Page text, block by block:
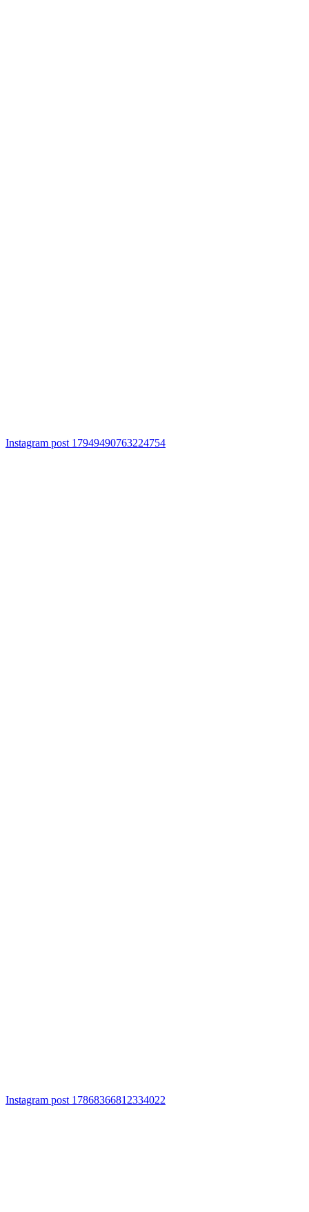
Instagram post 17949490763224754
Instagram post 17868366812334022